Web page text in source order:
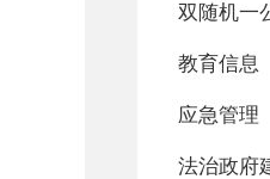
双随机一
教育信息
应急管理
法治政府